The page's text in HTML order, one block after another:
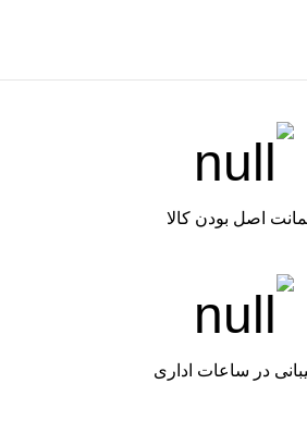
اصل بودن کالا
در ساعات اداری